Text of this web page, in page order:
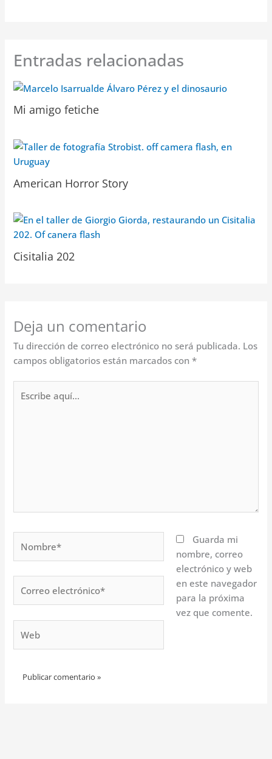
Entradas relacionadas
Mi amigo fetiche
American Horror Story
Cisitalia 202
Deja un comentario
Tu dirección de correo electrónico no será publicada. Los
campos obligatorios están marcados con*
aquí...
electrónico*
Guarda mi
nombre, correo
electrónico y web
en este navegador
para la próxima
vez que comente.